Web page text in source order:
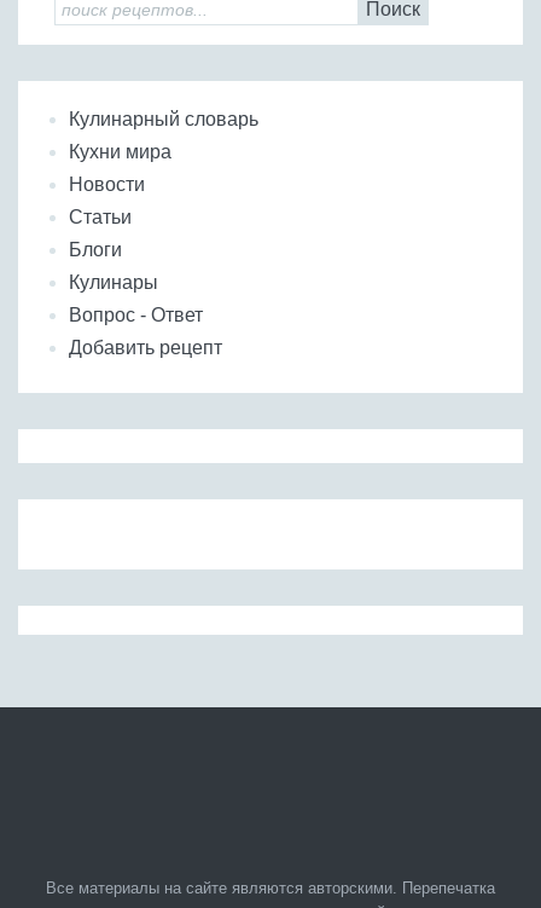
Поиск
Кулинарный словарь
Кухни мира
Новости
Статьи
Блоги
Кулинары
Вопрос - Ответ
Добавить рецепт
Все материалы на сайте являются авторскими. Перепечатка